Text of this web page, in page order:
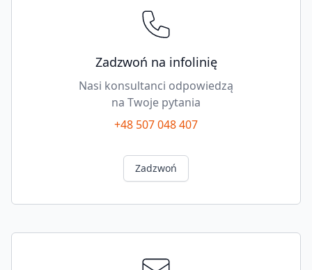
Zadzwoń na infolinię
Nasi konsultanci odpowiedzą
na Twoje pytania
+48 507 048 407
Zadzwoń